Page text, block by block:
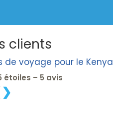
clients
de voyage pour le Kenya
étoiles – 5 avis
❯